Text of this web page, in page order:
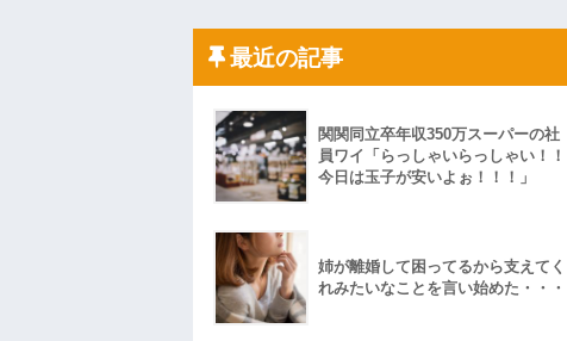
最近の記事
関関同立卒年収350万スーパーの社
員ワイ「らっしゃいらっしゃい！！
今日は玉子が安いよぉ！！！」
姉が離婚して困ってるから支えてく
れみたいなことを言い始めた・・・